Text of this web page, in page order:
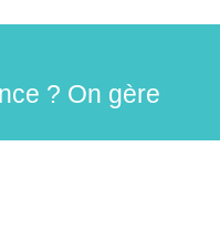
? On gère